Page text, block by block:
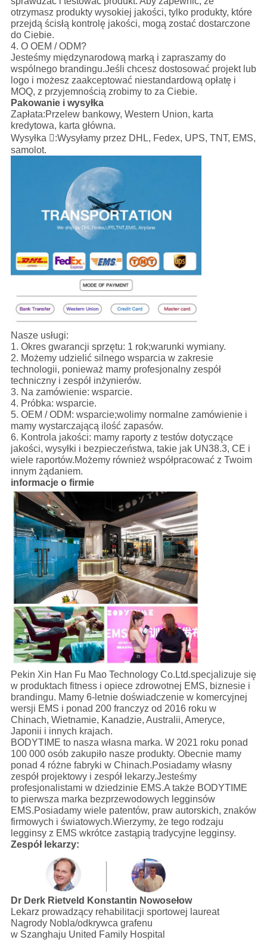
otrzymasz produkty wysokiej jakości, tylko produkty, które
przejdą ścisłą kontrolę jakości, mogą zostać dostarczone
do Ciebie.
4. O OEM / ODM?
Jesteśmy międzynarodową marką i zapraszamy do
wspólnego brandingu.Jeśli chcesz dostosować projekt lub
logo i możesz zaakceptować niestandardową opłatę i
MOQ, z przyjemnością zrobimy to za Ciebie.
Pakowanie i wysyłka
Zapłata:Przelew bankowy, Western Union, karta
kredytowa, karta główna.
Wysyłka :Wysyłamy przez DHL, Fedex, UPS, TNT, EMS,
samolot.
Nasze usługi:
1. Okres gwarancji sprzętu: 1 rok;warunki wymiany.
2. Możemy udzielić silnego wsparcia w zakresie
technologii, ponieważ mamy profesjonalny zespół
techniczny i zespół inżynierów.
3. Na zamówienie: wsparcie.
4. Próbka: wsparcie.
5. OEM / ODM: wsparcie;wolimy normalne zamówienie i
mamy wystarczającą ilość zapasów.
6. Kontrola jakości: mamy raporty z testów dotyczące
jakości, wysyłki i bezpieczeństwa, takie jak UN38.3, CE i
wiele raportów.Możemy również współpracować z Twoim
innym żądaniem.
informacje o firmie
Pekin Xin Han Fu Mao Technology Co.Ltd.specjalizuje się
w produktach fitness i opiece zdrowotnej EMS, biznesie i
brandingu. Mamy 6-letnie doświadczenie w komercyjnej
wersji EMS i ponad 200 franczyz od 2016 roku w
Chinach, Wietnamie, Kanadzie, Australii, Ameryce,
Japonii i innych krajach.
BODYTIME to nasza własna marka. W 2021 roku ponad
100 000 osób zakupiło nasze produkty. Obecnie mamy
ponad 4 różne fabryki w Chinach.Posiadamy własny
zespół projektowy i zespół lekarzy.Jesteśmy
profesjonalistami w dziedzinie EMS.A także BODYTIME
to pierwsza marka bezprzewodowych legginsów
EMS.Posiadamy wiele patentów, praw autorskich, znaków
firmowych i światowych.Wierzymy, że tego rodzaju
legginsy z EMS wkrótce zastąpią tradycyjne legginsy.
Zespół lekarzy:
Dr Derk Rietveld Konstantin Nowosełow
Lekarz prowadzący rehabilitacji sportowej laureat
Nagrody Nobla/odkrywca grafenu
w Szanghaju United Family Hospital